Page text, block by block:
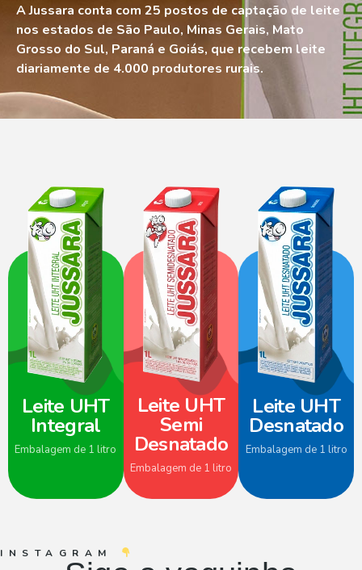
A Jussara conta com 25 postos de captação de leite
nos estados de São Paulo, Minas Gerais, Mato
Grosso do Sul, Paraná e Goiás, que recebem leite
diariamente de 4.000 produtores rurais.
Leite UHT
Integral
Embalagem de 1 litro
Leite UHT
Semi
Desnatado
Embalagem de 1 litro
Leite UHT
Desnatado
Embalagem de 1 litro
INSTAGRAM